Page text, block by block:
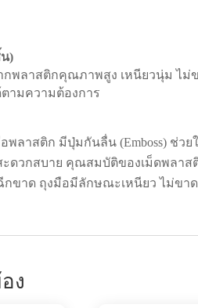
น)
พลาสติกคุณภาพสูง เหนียวนุ่ม ไม่
ามความต้องการ
พลาสติก มีปุ่มกันลื่น (Emboss) ช่ว
ะดวกสบาย คุณสมบัติของเม็ดพลา
ขาด ถุงมือมีลักษณะเหนียว ไม่ขา
ง